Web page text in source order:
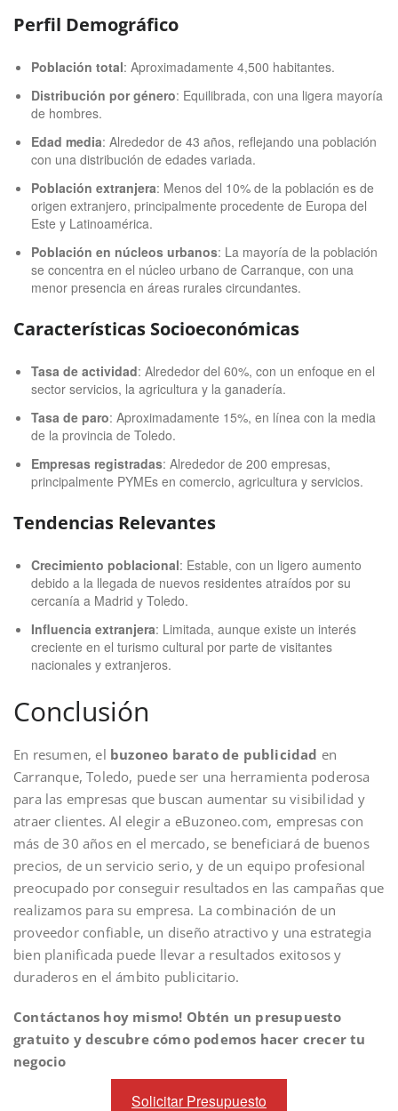
Perfil Demográfico
Población total: Aproximadamente 4,500 habitantes.
Distribución por género: Equilibrada, con una ligera mayoría
de hombres.
Edad media: Alrededor de 43 años, reflejando una población
con una distribución de edades variada.
Población extranjera: Menos del 10% de la población es de
origen extranjero, principalmente procedente de Europa del
Este y Latinoamérica.
Población en núcleos urbanos: La mayoría de la población
se concentra en el núcleo urbano de Carranque, con una
menor presencia en áreas rurales circundantes.
Características Socioeconómicas
Tasa de actividad: Alrededor del 60%, con un enfoque en el
sector servicios, la agricultura y la ganadería.
Tasa de paro: Aproximadamente 15%, en línea con la media
de la provincia de Toledo.
Empresas registradas: Alrededor de 200 empresas,
principalmente PYMEs en comercio, agricultura y servicios.
Tendencias Relevantes
Crecimiento poblacional: Estable, con un ligero aumento
debido a la llegada de nuevos residentes atraídos por su
cercanía a Madrid y Toledo.
Influencia extranjera: Limitada, aunque existe un interés
creciente en el turismo cultural por parte de visitantes
nacionales y extranjeros.
Conclusión
En resumen, el buzoneo barato de publicidad en
Carranque, Toledo, puede ser una herramienta poderosa
para las empresas que buscan aumentar su visibilidad y
atraer clientes. Al elegir a eBuzoneo.com, empresas con
más de 30 años en el mercado, se beneficiará de buenos
precios, de un servicio serio, y de un equipo profesional
preocupado por conseguir resultados en las campañas que
realizamos para su empresa. La combinación de un
proveedor confiable, un diseño atractivo y una estrategia
bien planificada puede llevar a resultados exitosos y
duraderos en el ámbito publicitario.
Contáctanos hoy mismo! Obtén un presupuesto
gratuito y descubre cómo podemos hacer crecer tu
negocio
Solicitar Presupuesto